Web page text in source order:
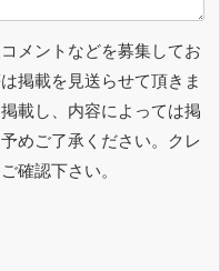
メントなどを募集してお
掲載を見送らせて頂きま
載し、内容によっては掲
めご了承ください。クレ
確認下さい。